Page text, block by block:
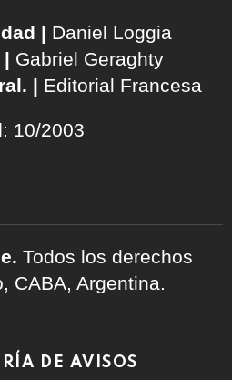
| Daniel Loggia
| Gabriel Geraghty
| Editorial Francesa
: 10/2003
Todos los derechos
CABA, Argentina.
DE AVISOS